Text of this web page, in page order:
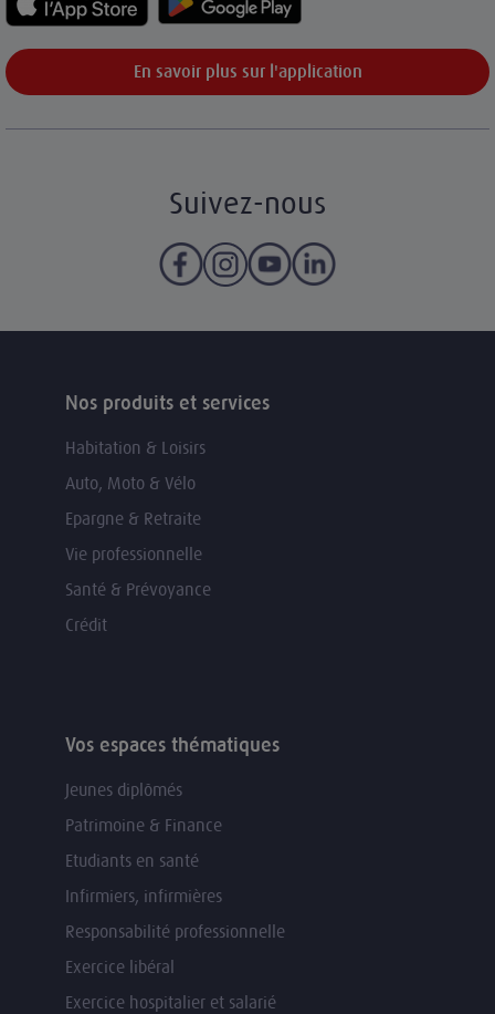
En savoir plus sur l'application
Suivez-nous
Nos produits et services
Habitation & Loisirs
Auto, Moto & Vélo
Epargne & Retraite
Vie professionnelle
Santé & Prévoyance
Crédit
Vos espaces thématiques
Jeunes diplômés
Patrimoine & Finance
Etudiants en santé
Infirmiers, infirmières
Responsabilité professionnelle
Exercice libéral
Exercice hospitalier et salarié